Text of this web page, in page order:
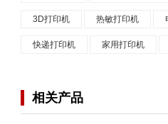
3D打印机 热敏打印机
快递打印机 家用打印机
相关产品